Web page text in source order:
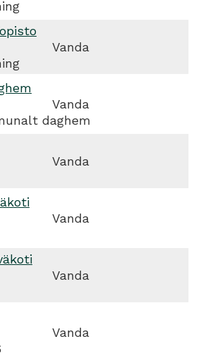
Vanda
Vanda
daghem
Vanda
Vanda
Vanda
Vanda